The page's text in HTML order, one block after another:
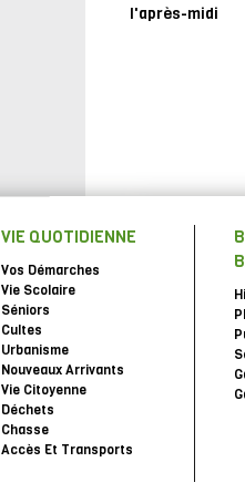
l'après-midi
VIE QUOTIDIENNE
Vos Démarches
Vie Scolaire
Séniors
Cultes
Urbanisme
Nouveaux Arrivants
Vie Citoyenne
Déchets
Chasse
Accès Et Transports